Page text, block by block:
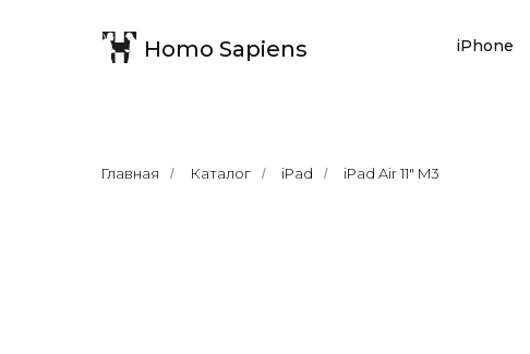
Homo Sapiens iPhone
Главная / Каталог / iPad / iPad Air 11" M3